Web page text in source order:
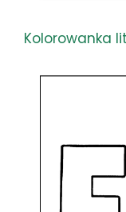
Kolorowanka